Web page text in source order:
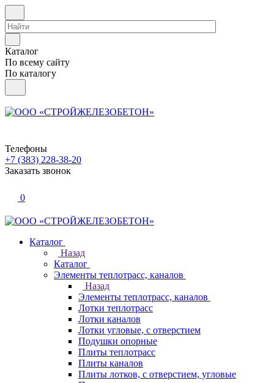
Каталог
По всему сайту
По каталогу
Телефоны
+7 (383) 228-38-20
Заказать звонок
0
Каталог
Назад
Каталог
Элементы теплотрасс, каналов
Назад
Элементы теплотрасс, каналов
Лотки теплотрасс
Лотки каналов
Лотки угловые, с отверстием
Подушки опорные
Плиты теплотрасс
Плиты каналов
Плиты лотков, с отверстием, угловые